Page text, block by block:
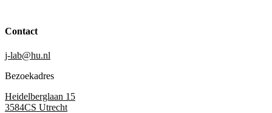
Contact
j-lab@hu.nl
Bezoekadres
Heidelberglaan 15
3584CS Utrecht